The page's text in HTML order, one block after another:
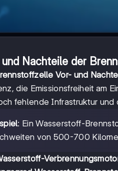
Nachteile der
Vor- und
die Emissionsfreiheit am
fehlende Infrastruktur und
: Ein Wasserstoff-
von 500-700